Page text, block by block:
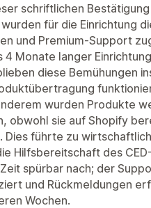
schriftlichen
für die Einrichtung
und Premium-Support
Monate langer
diese Bemühungen
wurden Produkte
obwohl sie auf Shopify
Dies führte zu
Hilfsbereitschaft des
spürbar nach; der
und Rückmeldungen
Wochen.